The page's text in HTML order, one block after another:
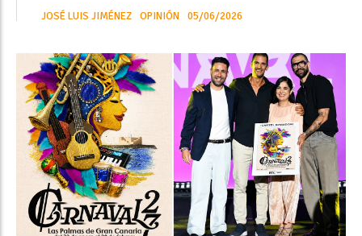
JOSÉ LUIS JIMÉNEZ OPINIÓN 05/06/2026